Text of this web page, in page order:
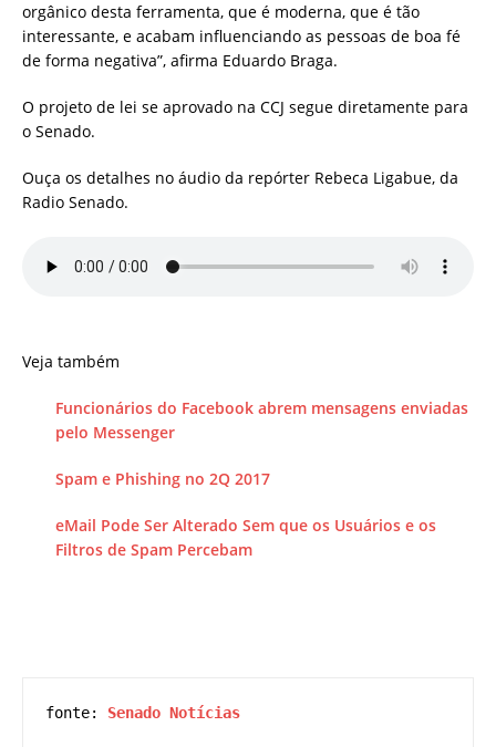
orgânico desta ferramenta, que é moderna, que é tão
interessante, e acabam influenciando as pessoas de boa fé
de forma negativa”, afirma Eduardo Braga.
O projeto de lei se aprovado na CCJ segue diretamente para
o Senado.
Ouça os detalhes no áudio da repórter Rebeca Ligabue, da
Radio Senado.
Veja também
Funcionários do Facebook abrem mensagens enviadas
pelo Messenger
Spam e Phishing no 2Q 2017
eMail Pode Ser Alterado Sem que os Usuários e os
Filtros de Spam Percebam
fonte: Senado Notícias